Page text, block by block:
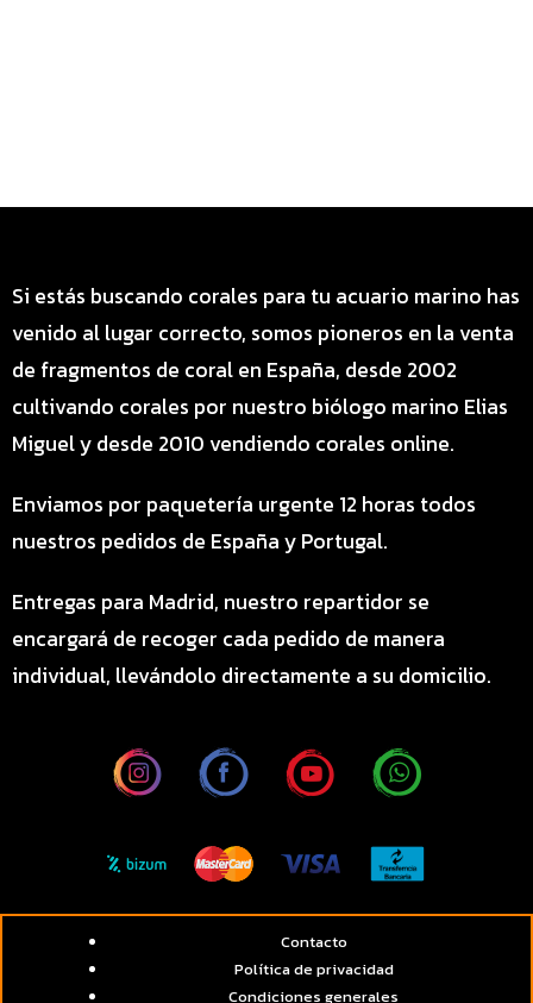
Si estás buscando corales para tu acuario marino has
venido al lugar correcto, somos pioneros en la venta
de fragmentos de coral en España, desde 2002
cultivando corales por nuestro biólogo marino Elias
Miguel y desde 2010 vendiendo corales online.
Enviamos por paquetería urgente 12 horas todos
nuestros pedidos de España y Portugal.
Entregas para Madrid, nuestro repartidor se
encargará de recoger cada pedido de manera
individual, llevándolo directamente a su domicilio.
Contacto
Política de privacidad
Condiciones generales